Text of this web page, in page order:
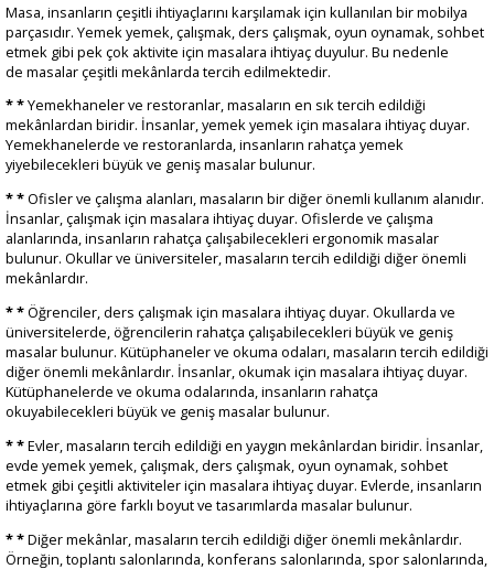
Masa, insanların çeşitli ihtiyaçlarını karşılamak için kullanılan bir mobilya
parçasıdır. Yemek yemek, çalışmak, ders çalışmak, oyun oynamak, sohbet
etmek gibi pek çok aktivite için masalara ihtiyaç duyulur. Bu nedenle
de masalar çeşitli mekânlarda tercih edilmektedir.
* *Yemekhaneler ve restoranlar, masaların en sık tercih edildiği
mekânlardan biridir. İnsanlar, yemek yemek için masalara ihtiyaç duyar.
Yemekhanelerde ve restoranlarda, insanların rahatça yemek
yiyebilecekleri büyük ve geniş masalar bulunur.
* *Ofisler ve çalışma alanları, masaların bir diğer önemli kullanım alanıdır.
İnsanlar, çalışmak için masalara ihtiyaç duyar. Ofislerde ve çalışma
alanlarında, insanların rahatça çalışabilecekleri ergonomik masalar
bulunur. Okullar ve üniversiteler, masaların tercih edildiği diğer önemli
mekânlardır.
* *Öğrenciler, ders çalışmak için masalara ihtiyaç duyar. Okullarda ve
üniversitelerde, öğrencilerin rahatça çalışabilecekleri büyük ve geniş
masalar bulunur. Kütüphaneler ve okuma odaları, masaların tercih edildiği
diğer önemli mekânlardır. İnsanlar, okumak için masalara ihtiyaç duyar.
Kütüphanelerde ve okuma odalarında, insanların rahatça
okuyabilecekleri büyük ve geniş masalar bulunur.
* *Evler, masaların tercih edildiği en yaygın mekânlardan biridir. İnsanlar,
evde yemek yemek, çalışmak, ders çalışmak, oyun oynamak, sohbet
etmek gibi çeşitli aktiviteler için masalara ihtiyaç duyar. Evlerde, insanların
ihtiyaçlarına göre farklı boyut ve tasarımlarda masalar bulunur.
* *Diğer mekânlar, masaların tercih edildiği diğer önemli mekânlardır.
Örneğin, toplantı salonlarında, konferans salonlarında, spor salonlarında,